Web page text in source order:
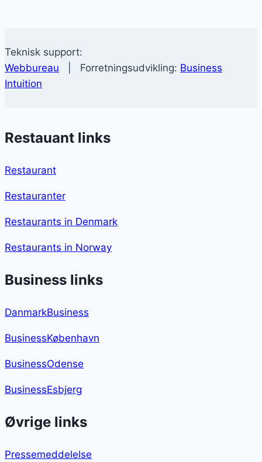
Teknisk support:
Webbureau | Forretningsudvikling: Business
Intuition
Restauant links
Restaurant
Restauranter
Restaurants in Denmark
Restaurants in Norway
Business links
DanmarkBusiness
BusinessKøbenhavn
BusinessOdense
BusinessEsbjerg
Øvrige links
Pressemeddelelse